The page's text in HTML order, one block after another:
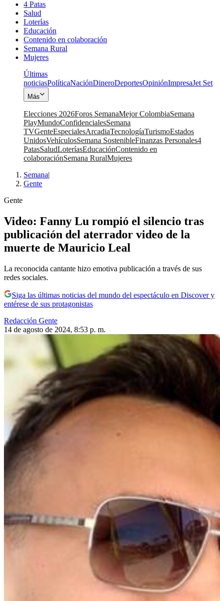
4 Patas
Salud
Loterías
Educación
Contenido en colaboración
Semana Rural
Mujeres
Últimas
noticiasPolíticaNaciónDineroDeportesOpiniónImpresaJet Set
Más
Elecciones 2026Foros SemanaMejor ColombiaSemana
PlayMundoConfidencialesSemana
TVGenteEspecialesArcadiaTecnologíaTurismoEstados
UnidosVehículosSemana SostenibleFinanzas Personales4
PatasSaludLoteríasEducaciónContenido en
colaboraciónSemana RuralMujeres
Semana|
Gente
Gente
Video: Fanny Lu rompió el silencio tras
publicación del aterrador video de la
muerte de Mauricio Leal
La reconocida cantante hizo emotiva publicación a través de sus
redes sociales.
Siga las últimas noticias del mundo del espectáculo en Discover y
entérese de sus protagonistas
Redacción Gente
14 de agosto de 2024, 8:53 p. m.